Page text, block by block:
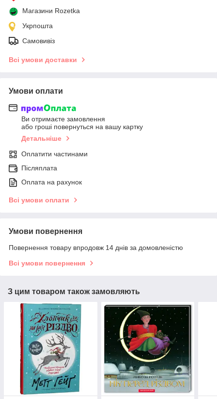
Магазини Rozetka
Укрпошта
Самовивіз
Всі умови доставки
Умови оплати
Ви отримаєте замовлення
або гроші повернуться на вашу картку
Детальніше
Оплатити частинами
Післяплата
Оплата на рахунок
Всі умови оплати
Умови повернення
Повернення товару впродовж 14 днів за домовленістю
Всі умови повернення
З цим товаром також замовляють